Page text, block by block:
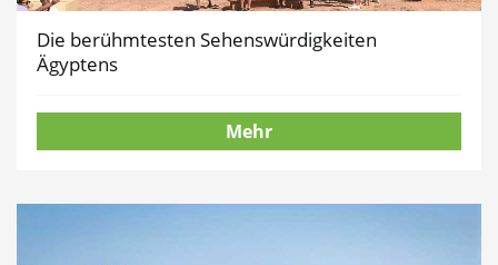
Die berühmtesten Sehenswürdigkeiten
Ägyptens
Mehr